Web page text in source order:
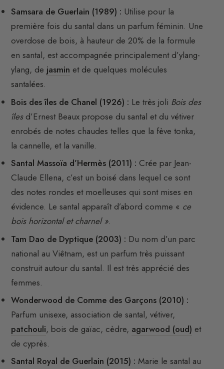
Samsara de Guerlain (1989) : Utilise pour la
première fois du santal dans un parfum féminin. Une
overdose de bois, à hauteur de 20% de la formule
en santal, est accompagnée principalement d’ylang-
ylang, de jasmin et de quelques molécules
santalées.
Bois des îles de Chanel (1926) : Le très joli Bois des
îlesd’Ernest Beaux propose du santal et du vétiver
enrobés de notes chaudes telles que la fève tonka,
la cannelle, et la vanille.
Santal Massoïa d’Hermès (2011) : Crée par Jean-
Claude Ellena, c’est un boisé dans lequel ce sont
des notes rondes et moelleuses qui sont mises en
évidence. Le santal apparaît d’abord comme « ce
bois horizontal et charnel ».
Tam Dao de Dyptique (2003) : Du nom d’un parc
national au Viêtnam, est un parfum très puissant
construit autour du santal. Il est très apprécié des
femmes.
Wonderwood de Comme des Garçons (2010) :
Parfum unisexe, association de santal, vétiver,
patchouli, bois de gaïac, cèdre, agarwood (oud) et
de cyprès.
Santal Royal de Guerlain (2015) : Marie le santal au